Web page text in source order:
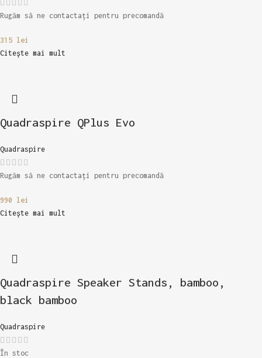
Rugăm să ne contactați pentru precomandă
315 lei
Citește mai mult
Quadraspire QPlus Evo
Quadraspire
Rugăm să ne contactați pentru precomandă
990 lei
Citește mai mult
Quadraspire Speaker Stands, bamboo,
black bamboo
Quadraspire
În stoc